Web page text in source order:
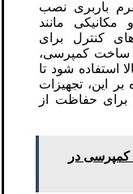
باربری نصب
مکانیکی مانند
کنترل برای
ساخت کمپرسی،
استفاده شود تا
این، تجهیزات
برای حفاظت از
در